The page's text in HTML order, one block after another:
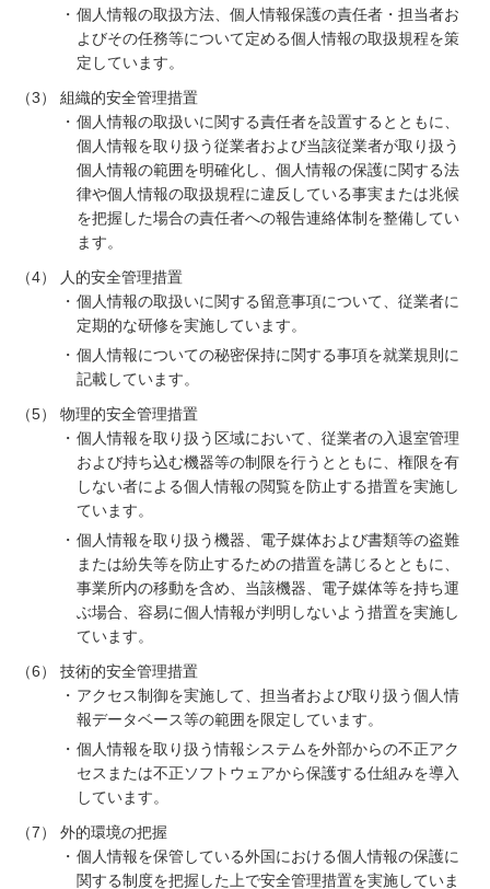
個人情報の取扱方法、個人情報保護の責任者・担当者お
よびその任務等について定める個人情報の取扱規程を策
定しています。
（3）
組織的安全管理措置
個人情報の取扱いに関する責任者を設置するとともに、
個人情報を取り扱う従業者および当該従業者が取り扱う
個人情報の範囲を明確化し、個人情報の保護に関する法
律や個人情報の取扱規程に違反している事実または兆候
を把握した場合の責任者への報告連絡体制を整備してい
ます。
（4）
人的安全管理措置
個人情報の取扱いに関する留意事項について、従業者に
定期的な研修を実施しています。
個人情報についての秘密保持に関する事項を就業規則に
記載しています。
（5）
物理的安全管理措置
個人情報を取り扱う区域において、従業者の入退室管理
および持ち込む機器等の制限を行うとともに、権限を有
しない者による個人情報の閲覧を防止する措置を実施し
ています。
個人情報を取り扱う機器、電子媒体および書類等の盗難
または紛失等を防止するための措置を講じるとともに、
事業所内の移動を含め、当該機器、電子媒体等を持ち運
ぶ場合、容易に個人情報が判明しないよう措置を実施し
ています。
（6）
技術的安全管理措置
アクセス制御を実施して、担当者および取り扱う個人情
報データベース等の範囲を限定しています。
個人情報を取り扱う情報システムを外部からの不正アク
セスまたは不正ソフトウェアから保護する仕組みを導入
しています。
（7）
外的環境の把握
個人情報を保管している外国における個人情報の保護に
関する制度を把握した上で安全管理措置を実施していま